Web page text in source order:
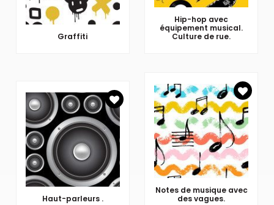
Graffiti
Hip-hop avec
équipement musical.
Culture de rue.
Haut-parleurs .
Notes de musique avec
des vagues.